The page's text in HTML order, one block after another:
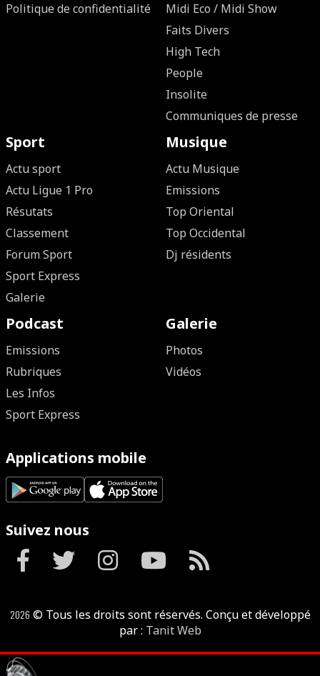
Politique de confidentialité
Midi Eco / Midi Show
Faits Divers
High Tech
People
Insolite
Communiques de presse
Sport
Actu sport
Actu Ligue 1 Pro
Résutats
Classement
Forum Sport
Sport Express
Galerie
Musique
Actu Musique
Emissions
Top Oriental
Top Occidental
Dj résidents
Podcast
Emissions
Rubriques
Les Infos
Sport Express
Galerie
Photos
Vidéos
Applications mobile
Suivez nous
2026 © Tous les droits sont réservés. Conçu et développé
par : Tanit Web